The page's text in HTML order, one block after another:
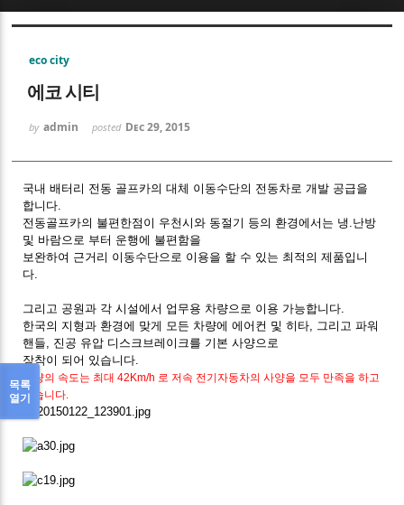
eco city
에코 시티
by admin posted Dec 29, 2015
국내 배터리 전동 골프카의 대체 이동수단의 전동차로 개발 공급을
합니다.
전동골프카의 불편한점이 우천시와 동절기 등의 환경에서는 냉.난방
및 바람으로 부터 운행에 불편함을
보완하여 근거리 이동수단으로 이용을 할 수 있는 최적의 제품입니
다.
그리고 공원과 각 시설에서 업무용 차량으로 이용 가능합니다.
한국의 지형과 환경에 맞게 모든 차량에 에어컨 및 히타, 그리고 파워
핸들, 진공 유압 디스크브레이크를 기본 사양으로
장착이 되어 있습니다.
차량의 속도는 최대 42Km/h 로 저속 전기자동차의 사양을 모두 만족을 하고
있습니다.
목록
열기
Sketchbook5, 스케치북5
Sketchbook5, 스케치북5